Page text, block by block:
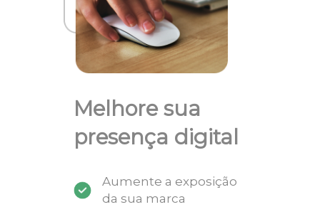
Melhore sua
presença digital
Aumente a exposição
da sua marca